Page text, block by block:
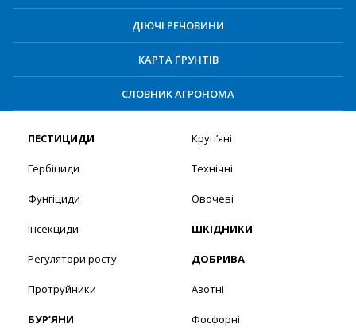
ДІЮЧІ РЕЧОВИНИ
КАРТА ҐРУНТІВ
СЛОВНИК АГРОНОМА
ПЕСТИЦИДИ
Гербіциди
Фунгіциди
Інсекциди
Регулятори росту
Протруйники
БУР’ЯНИ
Круп’яні
Технічні
Овочеві
ШКІДНИКИ
ДОБРИВА
Азотні
Фосфорні